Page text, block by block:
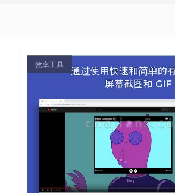
效率工具